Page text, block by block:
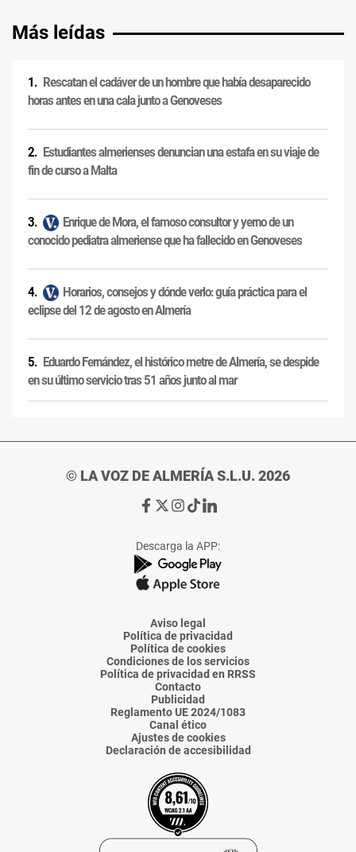
Más leídas
Rescatan el cadáver de un hombre que había desaparecido
horas antes en una cala junto a Genoveses
Estudiantes almerienses denuncian una estafa en su viaje de
fin de curso a Malta
Enrique de Mora, el famoso consultor y yerno de un
conocido pediatra almeriense que ha fallecido en Genoveses
Horarios, consejos y dónde verlo: guía práctica para el
eclipse del 12 de agosto en Almería
Eduardo Fernández, el histórico metre de Almería, se despide
en su último servicio tras 51 años junto al mar
© LA VOZ DE ALMERÍA S.L.U. 2026
Ir
de
La
Voz
Almería
Ir
de
La
Voz
Almería
Ir
de
La
Voz
Almería
Ir
de
La
Voz
Almería
Ir
de
La
Voz
Descarga la APP:
Aviso legal
Política de privacidad
Política de cookies
Condiciones de los servicios
Política de privacidad en RRSS
Contacto
Publicidad
Reglamento UE 2024/1083
Canal ético
Ajustes de cookies
Declaración de accesibilidad